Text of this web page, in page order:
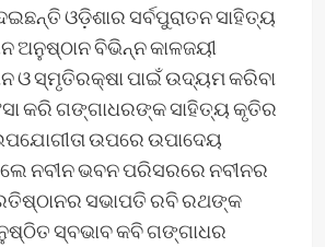
ଓଡ଼ିଶାର ସର୍ବପୁରାତନ ସାହିତ୍ୟ
ଅନୁଷ୍ଠାନ ବିଭିନ୍ନ କାଳଜୟୀ
ଓ ସ୍ମୃତିରକ୍ଷା ପାଇଁ ଉଦ୍ୟମ କରିବା
କରି ଗଙ୍ଗାଧରଙ୍କ ସାହିତ୍ୟ କୃତିର
ଉପରେ ଉପାଦେୟ
ନବୀନ ଭବନ ପରିସରରେ ନବୀନର
ସଭାପତି ରବି ରଥଙ୍କ
ସ୍ବଭାବ କବି ଗଙ୍ଗାଧର